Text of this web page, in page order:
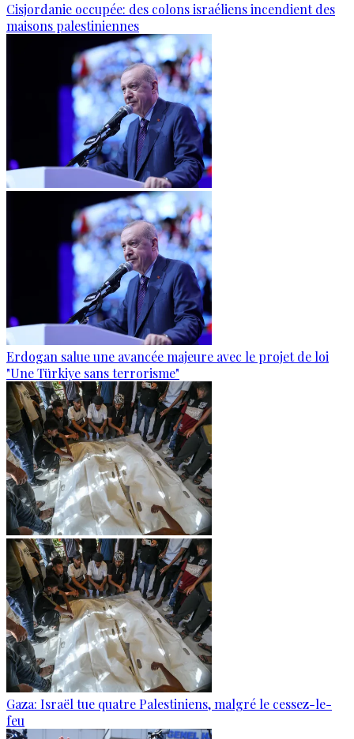
Cisjordanie occupée: des colons israéliens incendient des
maisons palestiniennes
Erdogan salue une avancée majeure avec le projet de loi
"Une Türkiye sans terrorisme"
Gaza: Israël tue quatre Palestiniens, malgré le cessez-le-
feu